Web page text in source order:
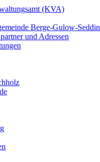
(KVA)
Berge-Gulow-Seddin
und Adressen